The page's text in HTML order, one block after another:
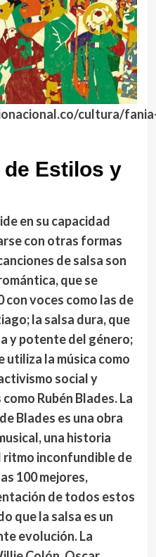
cultura/
Estilos y
en su capacidad
con otras formas
de salsa son
que se
con voces como las de
la salsa dura, que
y potente del género;
utiliza la música como
social y
Rubén Blades. La
Blades es una obra
una historia
inconfundible de
100 mejores,
de todos estos
que la salsa es un
evolución. La